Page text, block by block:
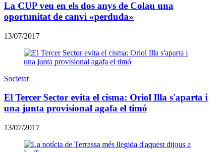
​La CUP veu en els dos anys de Colau una
oportunitat de canvi «perduda»
13/07/2017
Societat
El Tercer Sector evita el cisma: Oriol Illa s'aparta i
una junta provisional agafa el timó
13/07/2017